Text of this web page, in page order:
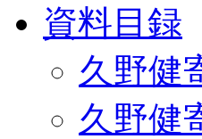
資料目録
久野健
久野健